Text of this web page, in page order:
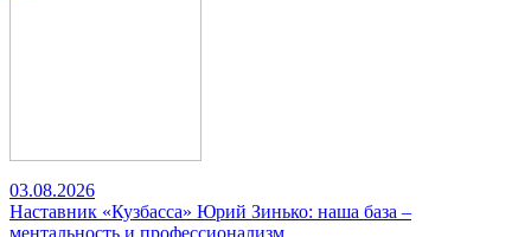
03.08.2026
Наставник «Кузбасса» Юрий Зинько: наша база –
ментальность и профессионализм